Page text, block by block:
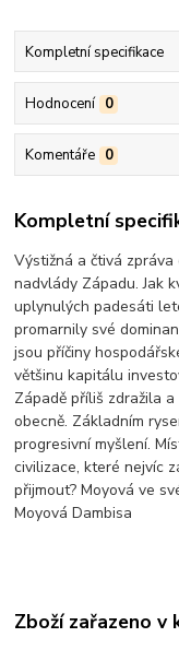
Kompletní specifikace
Hodnocení 0
Komentáře 0
Kompletní
Výstižná a čtivá
nadvlády Západu. Jak
uplynulých padesáti
promarnily své
jsou příčiny
většinu kapitálu
Západě příliš zdražila
obecně. Základním
progresivní myšlení.
civilizace, které nejvíc
přijmout? Moyová ve
Moyová Dambisa
Zboží zařazeno v